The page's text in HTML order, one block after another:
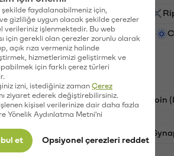
(PSG) Waves (WAVES)
(ETH) Vanar (VANRY)
Litecoin (LTC) Ravencoin
şekilde faydalanabilmeniz için,
ve gizliliğe uygun olacak şekilde çerezler
verileriniz işlenmektedir. Bu web
için gerekli olan çerezler zorunlu olarak
açık rıza vermeniz halinde
hizmetlerimizi geliştirmek ve
için farklı çerez türleri
izni, istediğiniz zaman Çerez
ziyaret ederek değiştirebilirsiniz.
kişisel verilerinize dair daha fazla
Yönelik Aydınlatma Metni'ni
et Opsiyonel çerezleri reddet